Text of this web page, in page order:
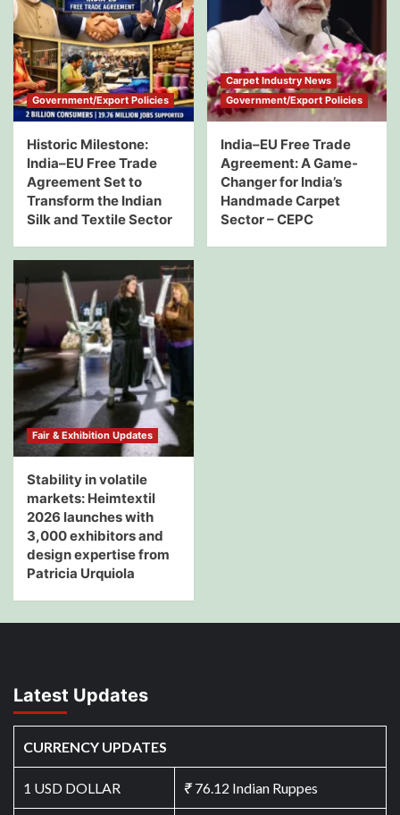
Government/Export Policies
Historic Milestone:
India–EU Free Trade
Agreement Set to
Transform the Indian
Silk and Textile Sector
Carpet Industry News
Government/Export Policies
India–EU Free Trade
Agreement: A Game-
Changer for India’s
Handmade Carpet
Sector – CEPC
Fair & Exhibition Updates
Stability in volatile
markets: Heimtextil
2026 launches with
3,000 exhibitors and
design expertise from
Patricia Urquiola
Latest Updates
CURRENCY UPDATES
1 USD DOLLAR ₹76.12 Indian Ruppes